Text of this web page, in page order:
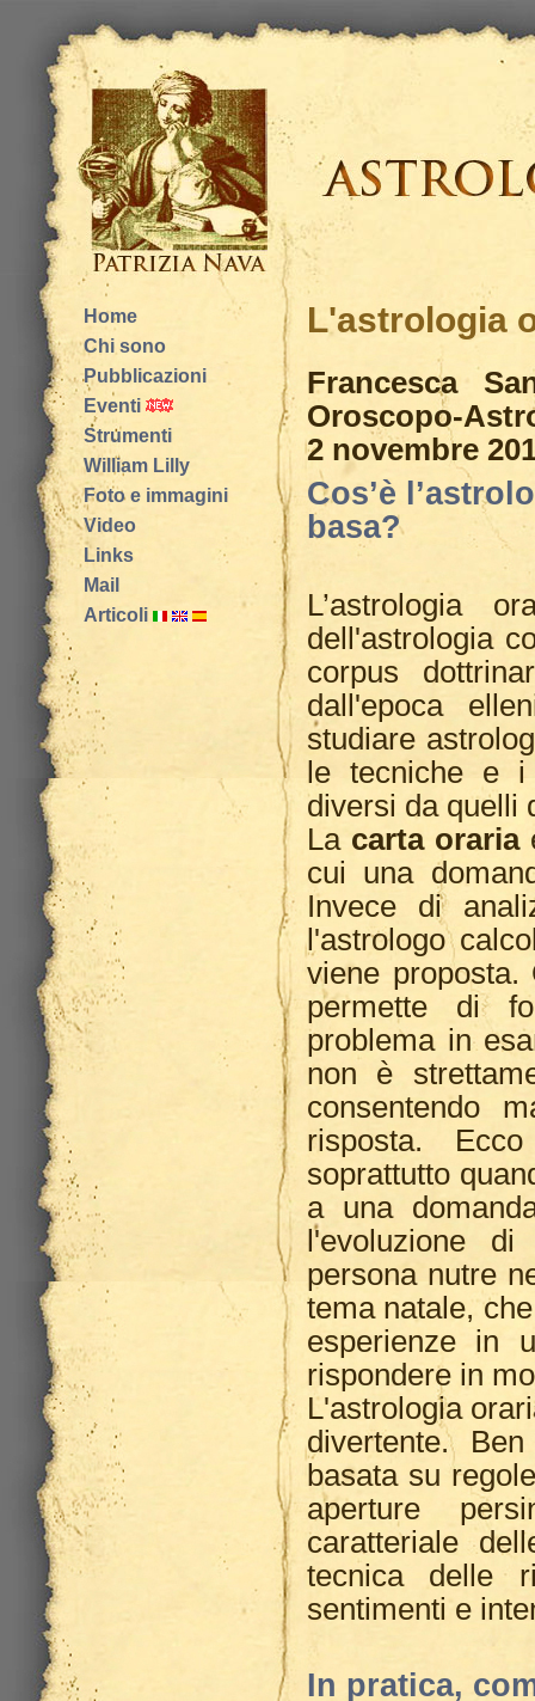
L'astrologia
Francesca
Oroscopo-
2 novembre
Cos’è
basa?
L’astrologia
dell'astrologia
corpus
dall'epoca
studiare
le tecniche e i
diversi da quelli
La carta oraria
cui una
Invece di
l'astrologo
viene proposta.
permette di
problema in
non è
consentendo
risposta.
soprattutto
a una
l'evoluzione
persona nutre
tema natale,
esperienze in
rispondere in
L'astrologia
divertente.
basata su
aperture
caratteriale
tecnica delle
sentimenti e
In pratica,
Home
Chi sono
Pubblicazioni
Eventi
Strumenti
William Lilly
Foto e immagini
Video
Links
Mail
Articoli